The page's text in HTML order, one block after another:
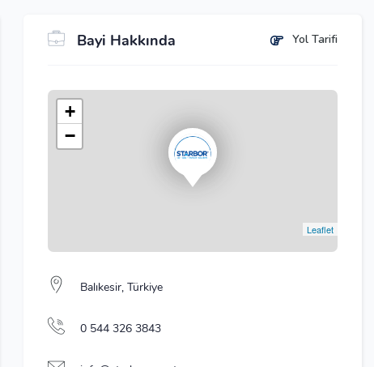
Bayi Hakkında Yol Tarifi
+
−
Leaflet
Balıkesir, Türkiye
0 544 326 3843